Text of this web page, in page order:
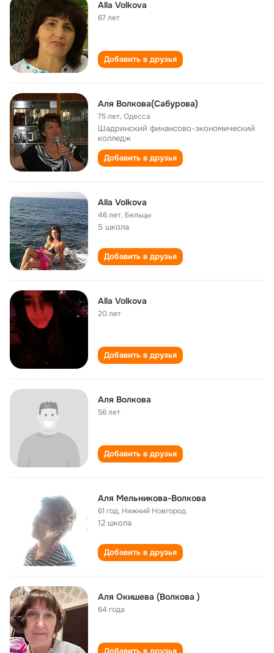
Alla Volkova
67 лет
Добавить в друзья
Аля Волкова(Сабурова)
75 лет,Одесса
Шадринский финансово-экономический
колледж
Добавить в друзья
Alla Volkova
46 лет, Бельцы
5 школа
Добавить в друзья
Alla Volkova
20 лет
Добавить в друзья
Аля Волкова
56 лет
Добавить в друзья
Аля Мельникова-Волкова
61 год, Нижний Новгород
12 школа
Добавить в друзья
Аля Окишева (Волкова )
64 года
Добавить в друзья